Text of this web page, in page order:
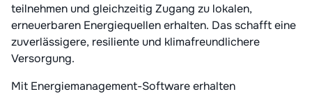
teilnehmen und gleichzeitig Zugang zu lokalen,
erneuerbaren Energiequellen erhalten. Das schafft eine
zuverlässigere, resiliente und klimafreundlichere
Versorgung.
Mit Energiemanagement-Software erhalten